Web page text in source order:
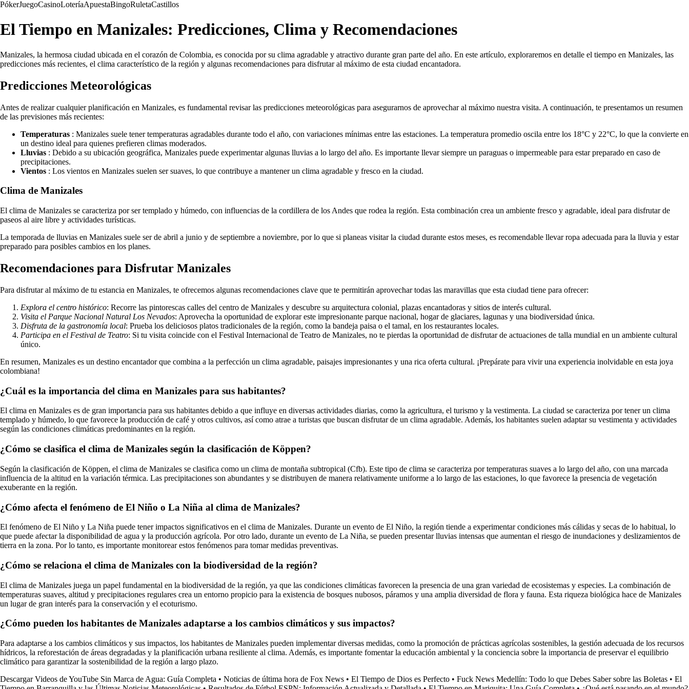
PókerJuegoCasinoLoteríaApuestaBingoRuletaCastillos
El Tiempo en Manizales: Predicciones, Clima y Recomendaciones
Manizales, la hermosa ciudad ubicada en el corazón de Colombia, es conocida por su clima agradable y atractivo durante gran parte del año. En este artículo, exploraremos en detalle el tiempo en Manizales, las
predicciones más recientes, el clima característico de la región y algunas recomendaciones para disfrutar al máximo de esta ciudad encantadora.
Predicciones Meteorológicas
Antes de realizar cualquier planificación en Manizales, es fundamental revisar las predicciones meteorológicas para asegurarnos de aprovechar al máximo nuestra visita. A continuación, te presentamos un resumen
de las previsiones más recientes:
Temperaturas : Manizales suele tener temperaturas agradables durante todo el año, con variaciones mínimas entre las estaciones. La temperatura promedio oscila entre los 18°C y 22°C, lo que la convierte en
un destino ideal para quienes prefieren climas moderados.
Lluvias : Debido a su ubicación geográfica, Manizales puede experimentar algunas lluvias a lo largo del año. Es importante llevar siempre un paraguas o impermeable para estar preparado en caso de
precipitaciones.
Vientos : Los vientos en Manizales suelen ser suaves, lo que contribuye a mantener un clima agradable y fresco en la ciudad.
Clima de Manizales
El clima de Manizales se caracteriza por ser templado y húmedo, con influencias de la cordillera de los Andes que rodea la región. Esta combinación crea un ambiente fresco y agradable, ideal para disfrutar de
paseos al aire libre y actividades turísticas.
La temporada de lluvias en Manizales suele ser de abril a junio y de septiembre a noviembre, por lo que si planeas visitar la ciudad durante estos meses, es recomendable llevar ropa adecuada para la lluvia y estar
preparado para posibles cambios en los planes.
Recomendaciones para Disfrutar Manizales
Para disfrutar al máximo de tu estancia en Manizales, te ofrecemos algunas recomendaciones clave que te permitirán aprovechar todas las maravillas que esta ciudad tiene para ofrecer:
Explora el centro histórico: Recorre las pintorescas calles del centro de Manizales y descubre su arquitectura colonial, plazas encantadoras y sitios de interés cultural.
Visita el Parque Nacional Natural Los Nevados: Aprovecha la oportunidad de explorar este impresionante parque nacional, hogar de glaciares, lagunas y una biodiversidad única.
Disfruta de la gastronomía local: Prueba los deliciosos platos tradicionales de la región, como la bandeja paisa o el tamal, en los restaurantes locales.
Participa en el Festival de Teatro: Si tu visita coincide con el Festival Internacional de Teatro de Manizales, no te pierdas la oportunidad de disfrutar de actuaciones de talla mundial en un ambiente cultural
único.
En resumen, Manizales es un destino encantador que combina a la perfección un clima agradable, paisajes impresionantes y una rica oferta cultural. ¡Prepárate para vivir una experiencia inolvidable en esta joya
colombiana!
¿Cuál es la importancia del clima en Manizales para sus habitantes?
El clima en Manizales es de gran importancia para sus habitantes debido a que influye en diversas actividades diarias, como la agricultura, el turismo y la vestimenta. La ciudad se caracteriza por tener un clima
templado y húmedo, lo que favorece la producción de café y otros cultivos, así como atrae a turistas que buscan disfrutar de un clima agradable. Además, los habitantes suelen adaptar su vestimenta y actividades
según las condiciones climáticas predominantes en la región.
¿Cómo se clasifica el clima de Manizales según la clasificación de Köppen?
Según la clasificación de Köppen, el clima de Manizales se clasifica como un clima de montaña subtropical (Cfb). Este tipo de clima se caracteriza por temperaturas suaves a lo largo del año, con una marcada
influencia de la altitud en la variación térmica. Las precipitaciones son abundantes y se distribuyen de manera relativamente uniforme a lo largo de las estaciones, lo que favorece la presencia de vegetación
exuberante en la región.
¿Cómo afecta el fenómeno de El Niño o La Niña al clima de Manizales?
El fenómeno de El Niño y La Niña puede tener impactos significativos en el clima de Manizales. Durante un evento de El Niño, la región tiende a experimentar condiciones más cálidas y secas de lo habitual, lo
que puede afectar la disponibilidad de agua y la producción agrícola. Por otro lado, durante un evento de La Niña, se pueden presentar lluvias intensas que aumentan el riesgo de inundaciones y deslizamientos de
tierra en la zona. Por lo tanto, es importante monitorear estos fenómenos para tomar medidas preventivas.
¿Cómo se relaciona el clima de Manizales con la biodiversidad de la región?
El clima de Manizales juega un papel fundamental en la biodiversidad de la región, ya que las condiciones climáticas favorecen la presencia de una gran variedad de ecosistemas y especies. La combinación de
temperaturas suaves, altitud y precipitaciones regulares crea un entorno propicio para la existencia de bosques nubosos, páramos y una amplia diversidad de flora y fauna. Esta riqueza biológica hace de Manizales
un lugar de gran interés para la conservación y el ecoturismo.
¿Cómo pueden los habitantes de Manizales adaptarse a los cambios climáticos y sus impactos?
Para adaptarse a los cambios climáticos y sus impactos, los habitantes de Manizales pueden implementar diversas medidas, como la promoción de prácticas agrícolas sostenibles, la gestión adecuada de los recursos
hídricos, la reforestación de áreas degradadas y la planificación urbana resiliente al clima. Además, es importante fomentar la educación ambiental y la conciencia sobre la importancia de preservar el equilibrio
climático para garantizar la sostenibilidad de la región a largo plazo.
Descargar Videos de YouTube Sin Marca de Agua: Guía Completa • Noticias de última hora de Fox News • El Tiempo de Dios es Perfecto • Fuck News Medellín: Todo lo que Debes Saber sobre las Boletas • El